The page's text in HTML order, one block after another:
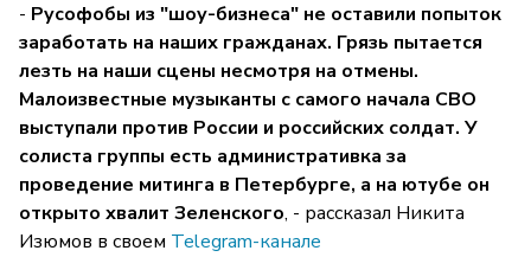
- Русофобы из "шоу-бизнеса" не оставили попыток
заработать на наших гражданах. Грязь пытается
лезть на наши сцены несмотря на отмены.
Малоизвестные музыканты с самого начала СВО
выступали против России и российских солдат. У
солиста группы есть административка за
проведение митинга в Петербурге, а на ютубе он
открыто хвалит Зеленского, - рассказал Никита
Изюмов в своем Telegram-канале